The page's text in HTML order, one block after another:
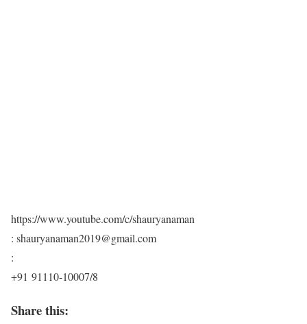
https://www.youtube.com/c/shauryanaman
: shauryanaman2019@gmail.com
:
+91 91110-10007/8
Share this: